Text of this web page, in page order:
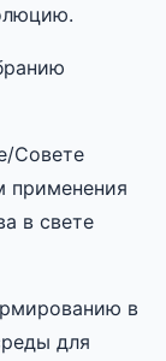
Совете
применения
в свете
в
для